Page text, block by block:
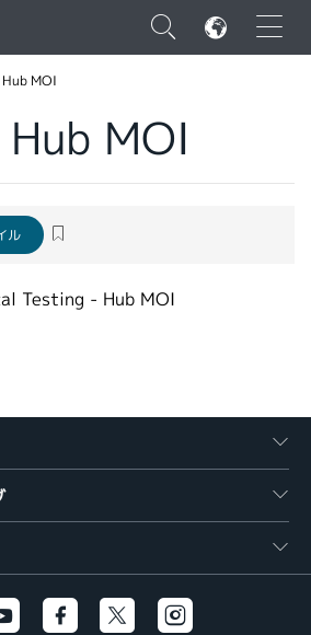
×
Hub MOI
MOI
ル
Testing - Hub MOI